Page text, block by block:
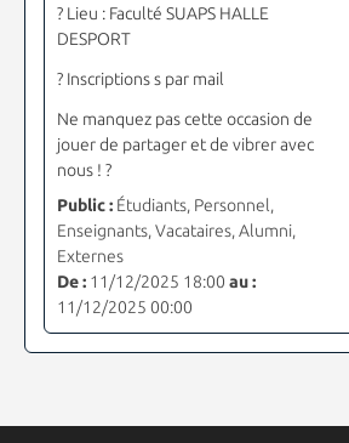
?Lieu : Faculté SUAPS HALLE
DESPORT
?Inscriptions s par mail
Ne manquez pas cette occasion de
jouer de partager et de vibrer avec
nous ! ?
Public :Étudiants, Personnel,
Enseignants, Vacataires, Alumni,
Externes
De :11/12/2025 18:00 au :
11/12/2025 00:00